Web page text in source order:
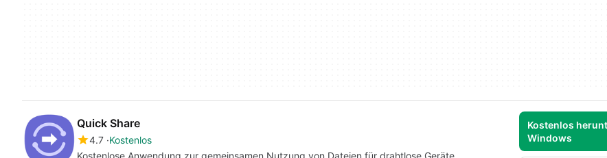
Quick Share
4.7 Kostenlos
Kostenlos
Windows